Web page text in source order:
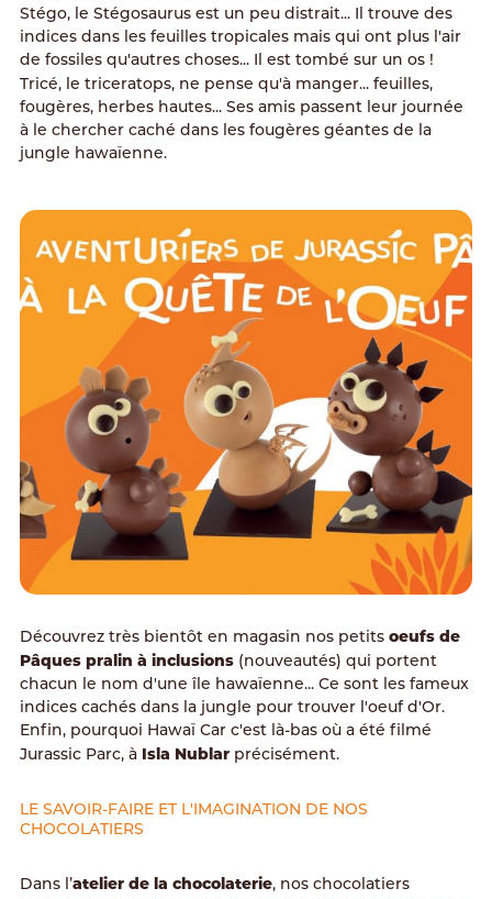
Stégo, le Stégosaurus est un peu distrait... Il trouve des
indices dans les feuilles tropicales mais qui ont plus l'air
de fossiles qu'autres choses... Il est tombé sur un os !
Tricé, le triceratops, ne pense qu'à manger... feuilles,
fougères, herbes hautes... Ses amis passent leur journée
à le chercher caché dans les fougères géantes de la
jungle hawaïenne.
Découvrez très bientôt en magasin nos petits oeufs de
Pâques pralin à inclusions(nouveautés) qui portent
chacun le nom d'une île hawaïenne... Ce sont les fameux
indices cachés dans la jungle pour trouver l'oeuf d'Or.
Enfin, pourquoi Hawaï Car c'est là-bas où a été filmé
Jurassic Parc, à Isla Nublar précisément.
LE SAVOIR-FAIRE ET L'IMAGINATION DE NOS
CHOCOLATIERS
Dans l’atelier de la chocolaterie, nos chocolatiers